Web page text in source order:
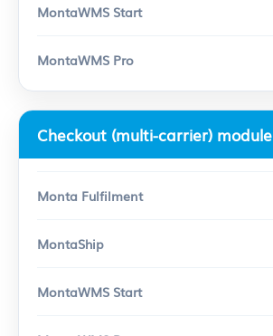
Checkout (multi-carrier) module